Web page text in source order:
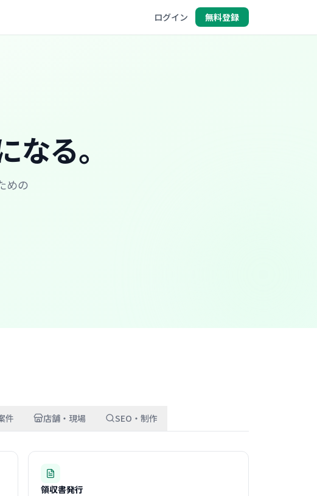
ログイン 無料登録
る。
めの
件 店舗・現場 SEO・制作
領収書発行